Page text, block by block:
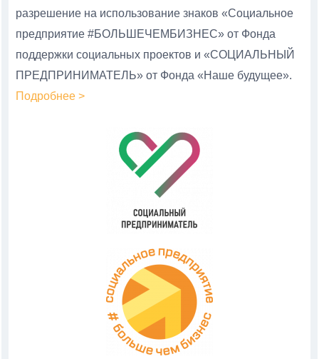
разрешение на использование знаков «Социальное
предприятие #БОЛЬШЕЧЕМБИЗНЕС» от Фонда
поддержки социальных проектов и «СОЦИАЛЬНЫЙ
ПРЕДПРИНИМАТЕЛЬ» от Фонда «Наше будущее».
Подробнее >